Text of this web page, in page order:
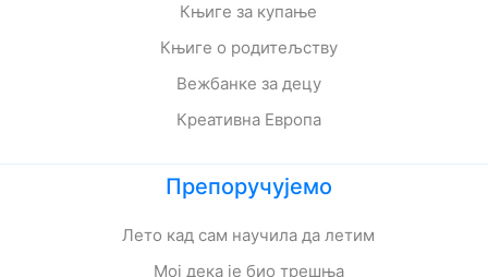
Књиге за купање
Књиге о родитељству
Вежбанке за децу
Креативна Европа
Препоручујемо
Лето кад сам научила да летим
Мој дека је био трешња